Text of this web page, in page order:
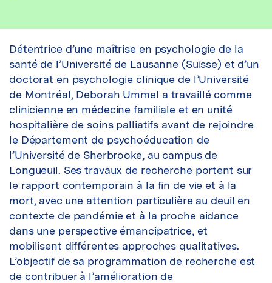
Détentrice d’une maîtrise en psychologie de la
santé de l’Université de Lausanne (Suisse) et d’un
doctorat en psychologie clinique de l’Université
de Montréal, Deborah Ummel a travaillé comme
clinicienne en médecine familiale et en unité
hospitalière de soins palliatifs avant de rejoindre
le Département de psychoéducation de
l’Université de Sherbrooke, au campus de
Longueuil. Ses travaux de recherche portent sur
le rapport contemporain à la fin de vie et à la
mort, avec une attention particulière au deuil en
contexte de pandémie et à la proche aidance
dans une perspective émancipatrice, et
mobilisent différentes approches qualitatives.
L’objectif de sa programmation de recherche est
de contribuer à l’amélioration de